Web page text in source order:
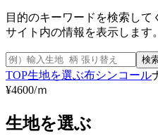
目的のキーワードを検索して
サイト内の情報を表示します。
検
TOP生地を選ぶ布シンコール
¥4600/ｍ
生地を選ぶ